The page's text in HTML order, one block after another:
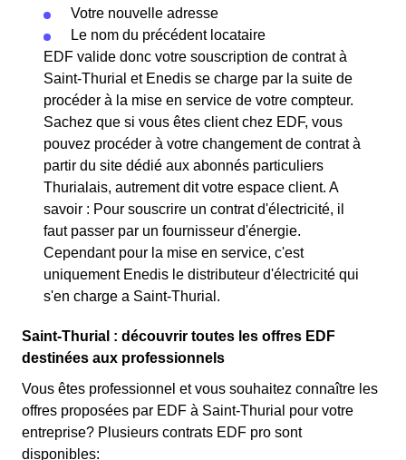
Votre nouvelle adresse
Le nom du précédent locataire
EDF valide donc votre souscription de contrat à
Saint-Thurial et Enedis se charge par la suite de
procéder à la mise en service de votre compteur.
Sachez que si vous êtes client chez EDF, vous
pouvez procéder à votre changement de contrat à
partir du site dédié aux abonnés particuliers
Thurialais, autrement dit votre espace client. A
savoir : Pour souscrire un contrat d'électricité, il
faut passer par un fournisseur d'énergie.
Cependant pour la mise en service, c'est
uniquement Enedis le distributeur d'électricité qui
s'en charge a Saint-Thurial.
Saint-Thurial : découvrir toutes les offres EDF
destinées aux professionnels
Vous êtes professionnel et vous souhaitez connaître les
offres proposées par EDF à Saint-Thurial pour votre
entreprise? Plusieurs contrats EDF pro sont
disponibles: